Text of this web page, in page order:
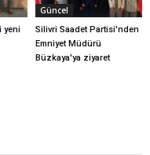
yeni
Güncel
Silivri Saadet Partisi'nden
Emniyet Müdürü
Büzkaya'ya ziyaret